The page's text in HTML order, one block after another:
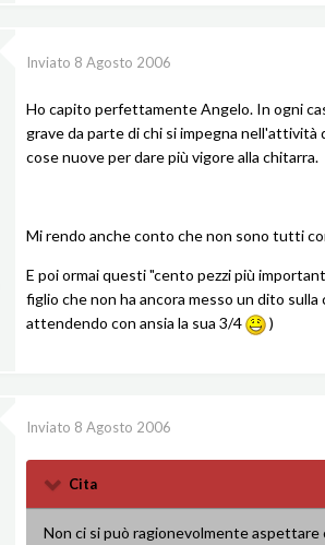
Inviato 8 Agosto 2006
Ho capito perfettamente Angelo. In ogni
grave da parte di chi si impegna
cose nuove per dare più vigore alla chitarra.
Mi rendo anche conto che non sono tutti
E poi ormai questi "cento pezzi più
figlio che non ha ancora messo un dito sulla
attendendo con ansia la sua 3/4
)
Inviato 8 Agosto 2006
Cita
Non ci si può ragionevolmente aspettare